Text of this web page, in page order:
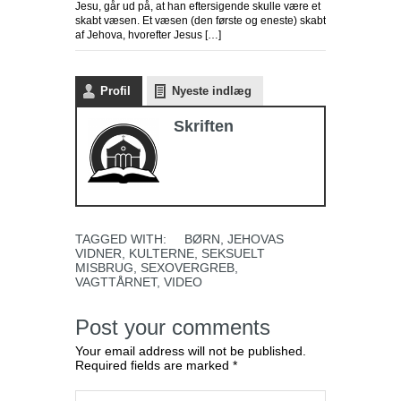
Jesu, går ud på, at han eftersigende skulle være et
skabt væsen. Et væsen (den første og eneste) skabt
af Jehova, hvorefter Jesus […]
Profil Nyeste indlæg
Skriften
TAGGED WITH: BØRN JEHOVAS
VIDNER
KULTERNE SEKSUELT
MISBRUG
SEXOVERGREB
VAGTTÅRNET, VIDEO
Post your comments
Your email address will not be published.
Required fields are marked *